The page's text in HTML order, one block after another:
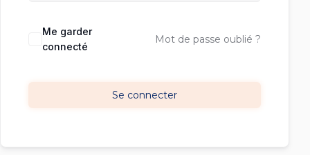
Me garder
connecté
Mot de passe oublié ?
Se connecter